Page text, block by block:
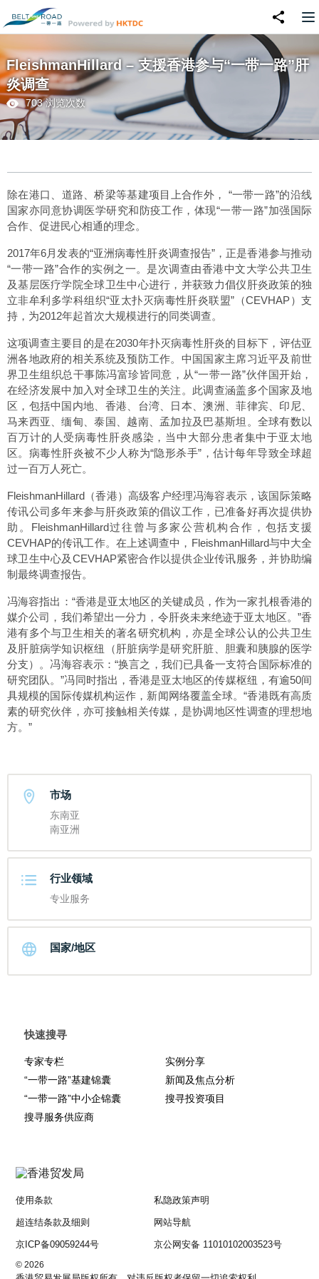
FleishmanHillard – 支援香港参与“一带一路”肝
炎调查
703 浏览次数
除在港口、道路、桥梁等基建项目上合作外， “一带一路”的沿线
国家亦同意协调医学研究和防疫工作，体现“一带一路”加强国际
合作、促进民心相通的理念。
2017年6月发表的“亚洲病毒性肝炎调查报告”，正是香港参与推动
“一带一路”合作的实例之一。是次调查由香港中文大学公共卫生
及基层医疗学院全球卫生中心进行，并获致力倡仪肝炎政策的独
立非牟利多学科组织“亚太扑灭病毒性肝炎联盟”（CEVHAP）支
持，为2012年起首次大规模进行的同类调查。
这项调查主要目的是在2030年扑灭病毒性肝炎的目标下，评估亚
洲各地政府的相关系统及预防工作。中国国家主席习近平及前世
界卫生组织总干事陈冯富珍皆同意，从“一带一路”伙伴国开始，
在经济发展中加入对全球卫生的关注。此调查涵盖多个国家及地
区，包括中国内地、香港、台湾、日本、澳洲、菲律宾、印尼、
马来西亚、缅甸、泰国、越南、孟加拉及巴基斯坦。全球有数以
百万计的人受病毒性肝炎感染，当中大部分患者集中于亚太地
区。病毒性肝炎被不少人称为“隐形杀手”，估计每年导致全球超
过一百万人死亡。
FleishmanHillard（香港）高级客户经理冯海容表示，该国际策略
传讯公司多年来参与肝炎政策的倡议工作，已准备好再次提供协
助。FleishmanHillard过往曾与多家公营机构合作，包括支援
CEVHAP的传讯工作。在上述调查中，FleishmanHillard与中大全
球卫生中心及CEVHAP紧密合作以提供企业传讯服务，并协助编
制最终调查报告。
冯海容指出：“香港是亚太地区的关键成员，作为一家扎根香港的
媒介公司，我们希望出一分力，令肝炎未来绝迹于亚太地区。”香
港有多个与卫生相关的著名研究机构，亦是全球公认的公共卫生
及肝脏病学知识枢纽（肝脏病学是研究肝脏、胆囊和胰腺的医学
分支）。冯海容表示：“换言之，我们已具备一支符合国际标准的
研究团队。”冯同时指出，香港是亚太地区的传媒枢纽，有逾50间
具规模的国际传媒机构运作，新闻网络覆盖全球。“香港既有高质
素的研究伙伴，亦可接触相关传媒，是协调地区性调查的理想地
方。”
市场
东南亚
南亚洲
行业领域
专业服务
国家/地区
快速搜寻
专家专栏
实例分享
“一带一路”基建锦囊
新闻及焦点分析
“一带一路”中小企锦囊
搜寻投资项目
搜寻服务供应商
使用条款 私隐政策声明
超连结条款及细则 网站导航
京ICP备09059244号 京公网安备 11010102003523号
© 2026